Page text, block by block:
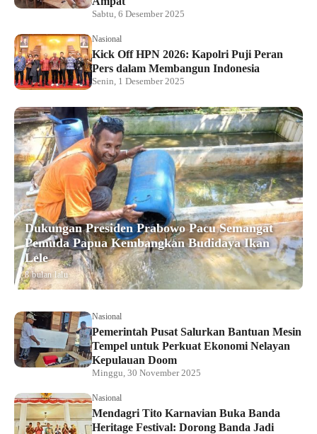
Sabtu, 6 Desember 2025
Nasional
Kick Off HPN 2026: Kapolri Puji Peran
Pers dalam Membangun Indonesia
Senin, 1 Desember 2025
Dukungan Presiden Prabowo Pacu Semangat
Pemuda Papua Kembangkan Budidaya Ikan
Lele
8 bulan lalu
Nasional
Pemerintah Pusat Salurkan Bantuan Mesin
Tempel untuk Perkuat Ekonomi Nelayan
Kepulauan Doom
Minggu, 30 November 2025
Nasional
Mendagri Tito Karnavian Buka Banda
Heritage Festival: Dorong Banda Jadi